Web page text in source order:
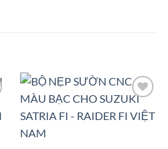
Wishlist